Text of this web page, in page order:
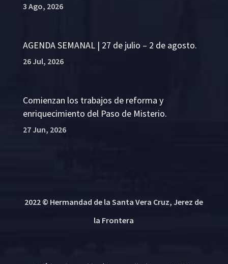
3 Ago, 2026
AGENDA SEMANAL | 27 de julio – 2 de agosto.
26 Jul, 2026
Comienzan los trabajos de reforma y
enriquecimiento del Paso de Misterio.
27 Jun, 2026
2022 © Hermandad de la Santa Vera Cruz, Jerez de
la Frontera